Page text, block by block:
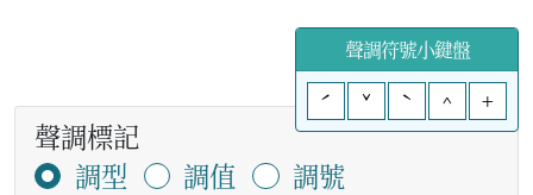
聲調符號小鍵盤
ˊ
ˇ ˋ ^ +
聲調標記
調型
調值
調號